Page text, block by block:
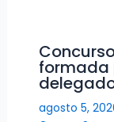
formada
agosto 5,